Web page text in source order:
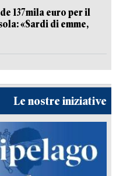
137mila euro per il
«Sardi di emme,
Le nostre iniziative